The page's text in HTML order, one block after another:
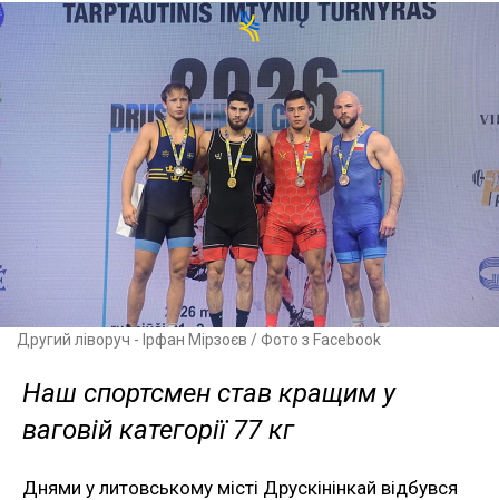
Другий ліворуч - Ірфан Мірзоєв / Фото з Facebook
Наш спортсмен став кращим у
ваговій категорії 77 кг
Днями у литовському місті Друскінінкай відбувся